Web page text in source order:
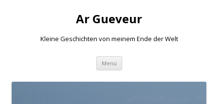
Ar Gueveur
Kleine Geschichten von meinem Ende der Welt
Menü Springe
Inhalt